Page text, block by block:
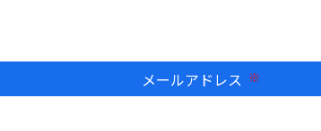
メールアドレス